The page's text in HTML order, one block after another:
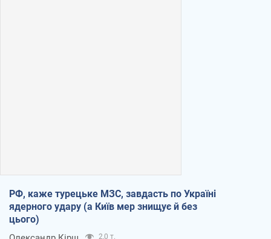
РФ, каже турецьке МЗС, завдасть по Україні
ядерного удару (а Київ мер знищує й без
цього)
2,0 т.